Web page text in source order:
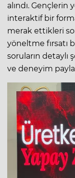
alındı.
interaktif bir
merak ettikleri
yöneltme fırsatı
soruların detaylı
ve deneyim